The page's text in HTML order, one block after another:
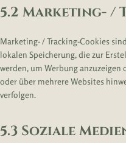
5.2 Marketing- /
Marketing- / Tracking-Cookies
lokalen Speicherung, die zur
werden, um Werbung
oder über mehrere Websites
verfolgen.
5.3 Soziale